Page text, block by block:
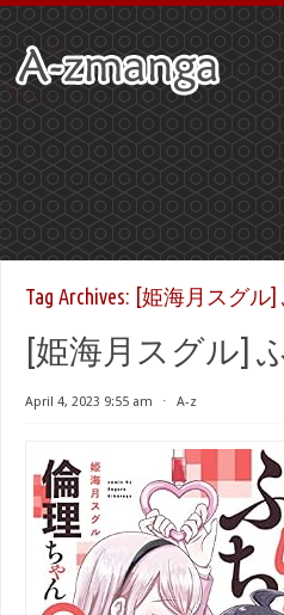
Tag Archives: [姫海月スグル]
[姫海月スグル]
April 4, 2023 9:55 am ⋅ A-z